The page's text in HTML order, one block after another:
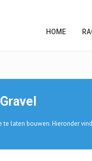
HOME
Gravel
laten bouwen. Hieronder